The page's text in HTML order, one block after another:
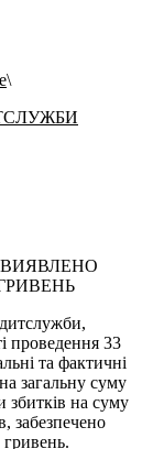
проведення 33
та фактичні
загальну суму
на суму
забезпечено